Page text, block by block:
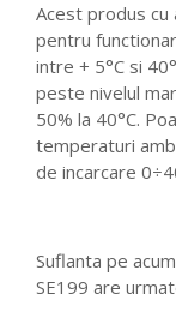
Acest produs
pentru
intre + 5°C si
peste nivelul
50% la 40°C.
temperaturi
de incarcare
Suflanta pe
SE199 are